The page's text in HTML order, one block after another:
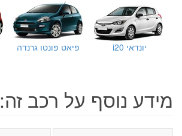
יונדאי i20 פיאט פונטו גרנדה
מידע נוסף על רכב זה: